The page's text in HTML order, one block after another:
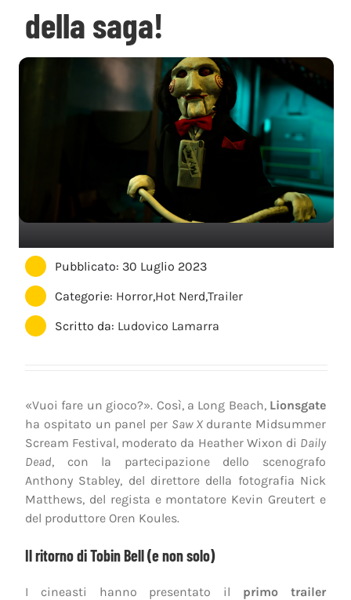
della saga!
Pubblicato: 30 Luglio 2023
Categorie: Horror,Hot Nerd,Trailer
Scritto da: Ludovico Lamarra
«Vuoi fare un gioco?». Così, a Long Beach, Lionsgate
ha ospitato un panel per Saw Xdurante Midsummer
Scream Festival, moderato da Heather Wixon di Daily
Dead, con la partecipazione dello scenografo
Anthony Stabley, del direttore della fotografia Nick
Matthews, del regista e montatore Kevin Greutert e
del produttore Oren Koules.
Il ritorno di Tobin Bell (e non solo)
I cineasti hanno presentato il primo trailer